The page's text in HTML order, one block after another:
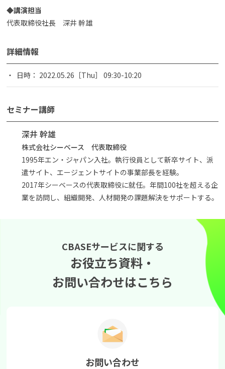
◆講演担当
代表取締役社長 深井 幹雄
詳細情報
日時： 2022.05.26［Thu］ 09:30-10:20
セミナー講師
深井 幹雄
株式会社シーベース 代表取締役
1995年エン・ジャパン入社。執行役員として新卒サイト、派
遣サイト、エージェントサイトの事業部長を経験。
2017年シーベースの代表取締役に就任。年間100社を超える企
業を訪問し、組織開発、人材開発の課題解決をサポートする。
CBASEサービスに関する
お役立ち資料・
お問い合わせはこちら
お問い合わせ